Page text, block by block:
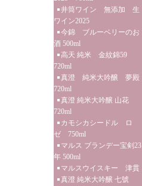
井筒ワイン 無添加 生
ワイン2025
今錦 ブルーベリーのお
酒 500ml
高天 純米 金紋錦59
720ml
真澄 純米大吟醸 夢殿
720ml
真澄 純米大吟醸 山花
720ml
カモシカシードル ロ
ゼ 750ml
マルス ブランデー宝剣23
年 500ml
マルスウイスキー 津貫
真澄 純米大吟醸 七號